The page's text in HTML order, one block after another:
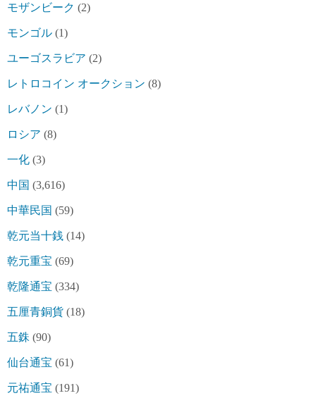
モザンビーク (2)
モンゴル (1)
ユーゴスラビア (2)
レトロコイン オークション (8)
レバノン (1)
ロシア (8)
一化 (3)
中国 (3,616)
中華民国 (59)
乾元当十銭 (14)
乾元重宝 (69)
乾隆通宝 (334)
五厘青銅貨 (18)
五銖 (90)
仙台通宝 (61)
元祐通宝 (191)